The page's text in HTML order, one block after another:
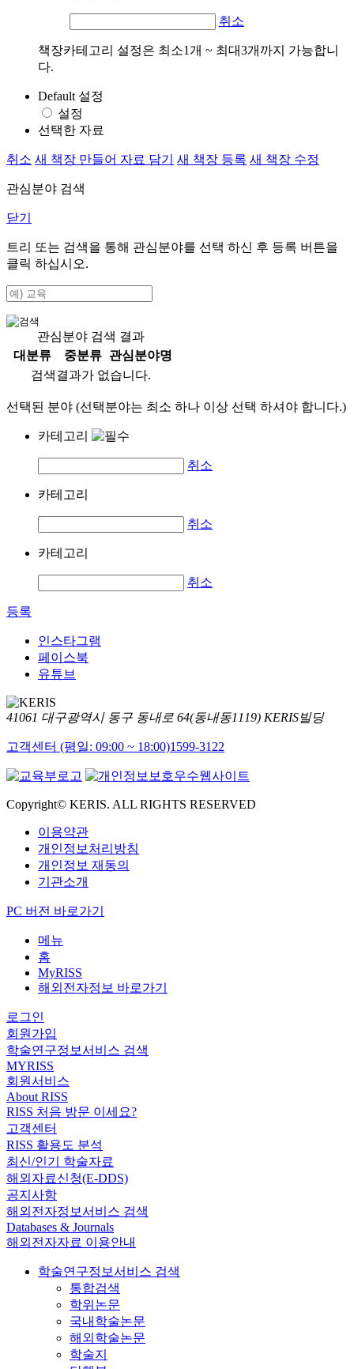
취소
책장카테고리 설정은 최소1개 ~ 최대3개까지 가능합니
다.
Default 설정
설정
선택한 자료
취소 새 책장 만들어 자료 담기 새 책장 등록 새 책장 수정
관심분야 검색
닫기
트리 또는 검색을 통해 관심분야를 선택 하신 후 등록 버튼을
클릭 하십시오.
관심분야 검색 결과
대분류
중분류
관심분야명
검색결과가 없습니다.
선택된 분야 (선택분야는 최소 하나 이상 선택 하셔야 합니다.)
카테고리
취소
카테고리
취소
카테고리
취소
등록
인스타그램
페이스북
유튜브
41061 대구광역시 동구 동내로 64(동내동1119) KERIS빌딩
고객센터 (평일: 09:00 ~ 18:00)1599-3122
Copyright© KERIS. ALL RIGHTS RESERVED
이용약관
개인정보처리방침
개인정보 재동의
기관소개
PC 버전 바로가기
메뉴
홈
MyRISS
해외전자정보 바로가기
로그인
회원가입
학술연구정보서비스 검색
MYRISS
회원서비스
About RISS
RISS 처음 방문 이세요?
고객센터
RISS 활용도 분석
최신/인기 학술자료
해외자료신청(E-DDS)
공지사항
해외전자정보서비스 검색
Databases & Journals
해외전자자료 이용안내
학술연구정보서비스 검색
통합검색
학위논문
국내학술논문
해외학술논문
학술지